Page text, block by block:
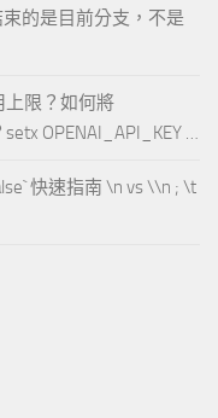
的是目前分支，不是
上限？如何將
OPENAI_API_KEY …
快速指南 \n vs \\n ; \t